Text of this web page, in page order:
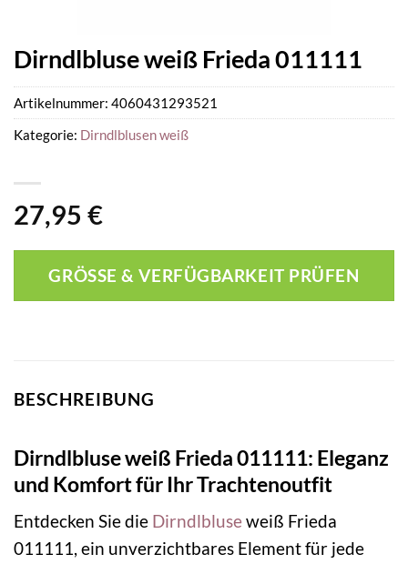
Dirndlbluse weiß Frieda 011111
27,95 €
GRÖSSE & VERFÜGBARKEIT PRÜFEN
Artikelnummer: 4060431293521
Kategorie: Dirndlblusen weiß
BESCHREIBUNG
Dirndlbluse weiß Frieda 011111: Eleganz
und Komfort für Ihr Trachtenoutfit
Entdecken Sie die Dirndlbluseweiß Frieda
011111, ein unverzichtbares Element für jede